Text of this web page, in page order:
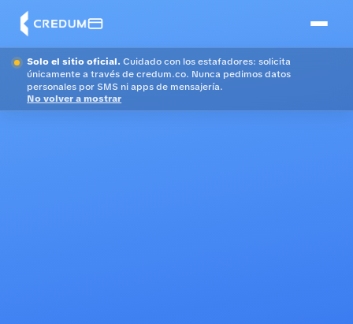
Solo el sitio oficial. Cuidado con los estafadores: solicita
únicamente a través de credum.co. Nunca pedimos datos
personales por SMS ni apps de mensajería.
No volver a mostrar